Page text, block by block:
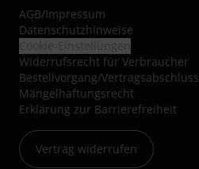
AGB/Impressum
Datenschutzhinweise
Widerrufsrecht für Verbraucher
Bestellvorgang/Vertragsabschluss
Mängelhaftungsrecht
Erklärung zur Barrierefreiheit
Vertrag widerrufen